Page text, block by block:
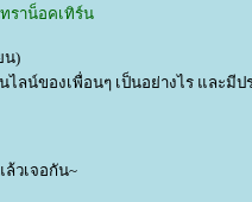
ราน็อคเทิร์น
น)
ไลน์ของเพื่อนๆ เป็นอย่างไร และมี
ล้วเจอกัน~